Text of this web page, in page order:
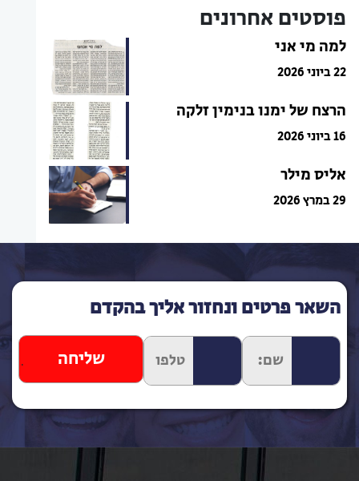
פוסטים אחרונים
למה מי אני
22 ביוני 2026
הרצח של ימנו בנימין זלקה
16 ביוני 2026
אליס מילר
29 במרץ 2026
השאר פרטים ונחזור אליך בהקדם